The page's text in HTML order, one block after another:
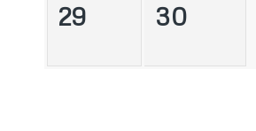
29 30